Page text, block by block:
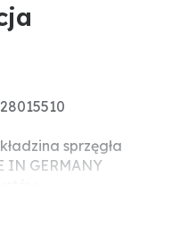
sprzęgła
GERMANY